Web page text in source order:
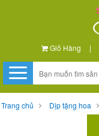
Giỏ Hàng |
Trang chủ Dịp tặng hoa